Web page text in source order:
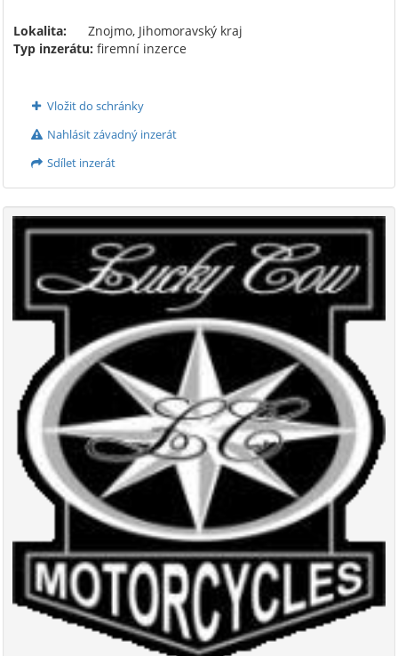
Lokalita:
Znojmo, Jihomoravský kraj
Typ inzerátu: firemní inzerce
Vložit do schránky
Nahlásit závadný inzerát
Sdílet inzerát